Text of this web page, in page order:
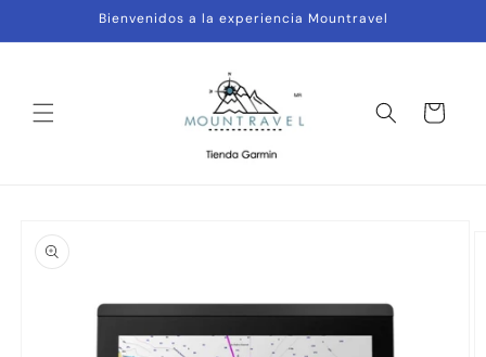
directamente
al contenido
Bienvenidos a la experiencia Mountravel
Carrito
información